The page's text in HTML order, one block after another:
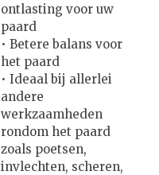
ontlasting voor uw
paard
• Betere balans voor
het paard
• Ideaal bij allerlei
andere
werkzaamheden
rondom het paard
zoals poetsen,
invlechten, scheren,